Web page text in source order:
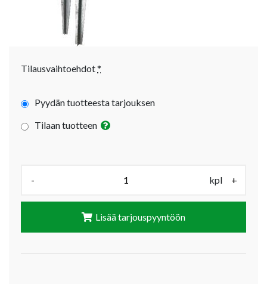
Tilausvaihtoehdot*
Pyydän tuotteesta tarjouksen
Tilaan tuotteen
- kpl +
Lisää tarjouspyyntöön